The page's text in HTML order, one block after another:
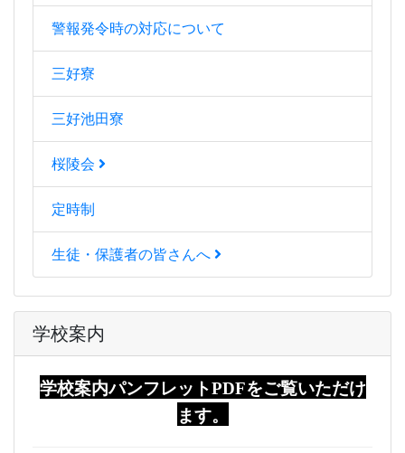
警報発令時の対応について
三好寮
三好池田寮
桜陵会
定時制
生徒・保護者の皆さんへ
学校案内
学校案内パンフレットPDFをご覧いただけ
ます。